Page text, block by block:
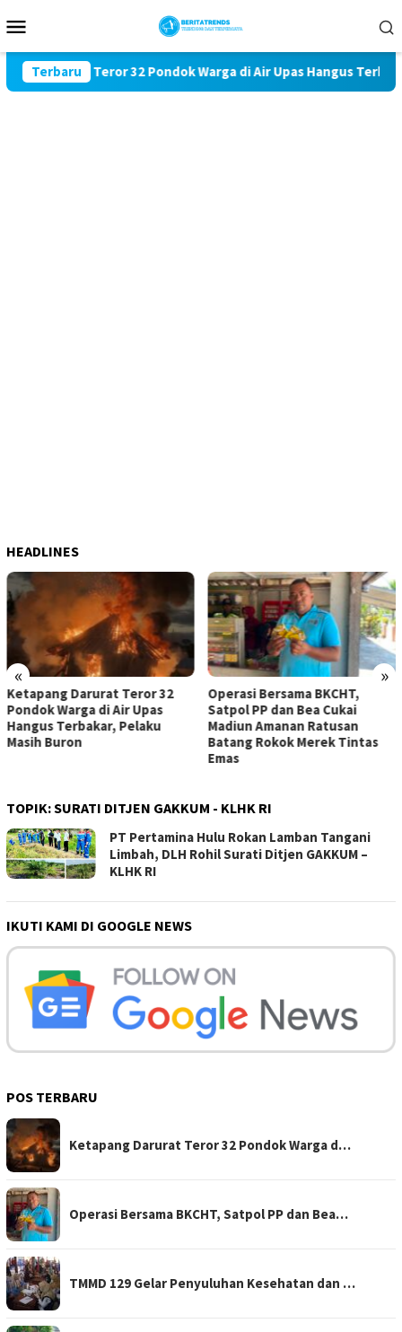
ke
Mobile
Terbaru
Darurat Teror 32 Pondok Warga di Air Upas Hangus
HEADLINES
« »
Ketapang Darurat Teror 32
Pondok Warga di Air Upas
Hangus Terbakar, Pelaku
Masih Buron
Operasi Bersama BKCHT,
Satpol PP dan Bea Cukai
Madiun Amanan Ratusan
Batang Rokok Merek Tintas
Emas
TOPIK:SURATI DITJEN GAKKUM - KLHK RI
PT Pertamina Hulu Rokan Lamban Tangani
Limbah, DLH Rohil Surati Ditjen GAKKUM –
KLHK RI
IKUTI KAMI DI GOOGLE NEWS
POS TERBARU
Ketapang Darurat Teror 32 Pondok Warga d…
Operasi Bersama BKCHT, Satpol PP dan Bea…
TMMD 129 Gelar Penyuluhan Kesehatan dan …